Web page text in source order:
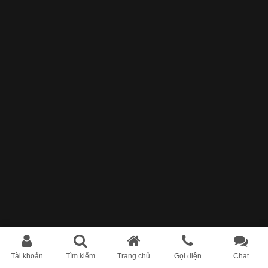
Tài khoản Tìm kiếm Trang chủ Gọi điện Chat